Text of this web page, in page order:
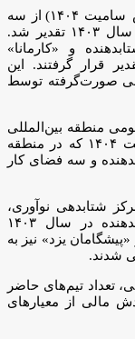
در نهمین دوره رویداد پردیس سامیت (پردیس سامیت ۱۴۰۴) از سه
شتابدهنده و سه فضای کار اشتراکی برتر در سال ۱۴۰۳ تقدیر شد.
و «کارمانا»
قرار گرفتند. این
صورت‌گرفته توسط
منطقه بین‌المللی
نوآوری ایران، در اختتامیه رویداد پردیس سامیت ۱۴۰۴ که در منطقه
و سه فضای کار
شتابدهی نوآوری،
«شتابدهنده تریگ آپ» به‌عنوان برترین شتابدهنده در سال ۱۴۰۳
یزد» نیز به
شدند.
تعداد تیم‌های حاضر
مالی از معیارهای